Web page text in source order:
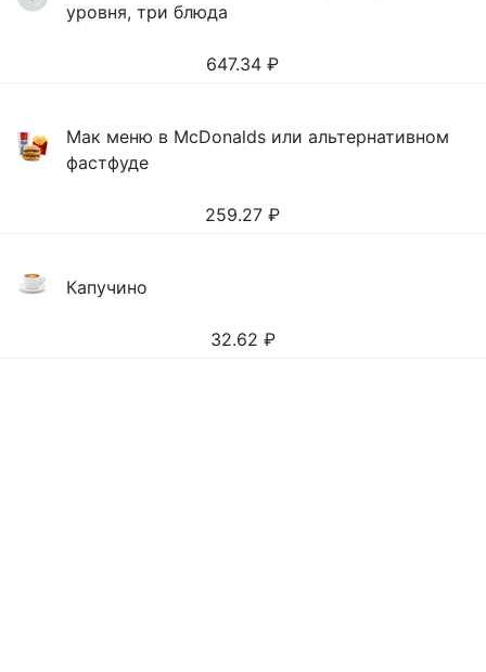
уровня, три блюда
647.34 ₽
Мак меню в McDonalds или альтернативном
фастфуде
259.27 ₽
Капучино
32.62 ₽